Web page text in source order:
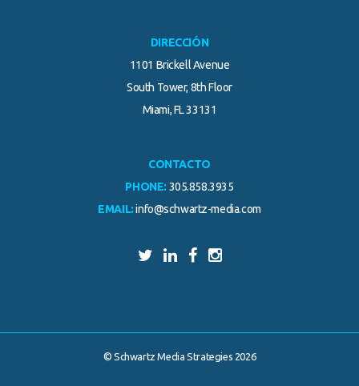
DIRECCIÓN
1101 Brickell Avenue
South Tower, 8th Floor
Miami, FL 33131
CONTACTO
PHONE: 305.858.3935
EMAIL: info@schwartz-media.com
© Schwartz Media Strategies 2026